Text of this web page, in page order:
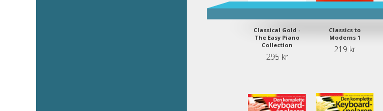
Classical Gold -
The Easy Piano
Collection
295 kr
Classics to
Moderns 1
219 kr